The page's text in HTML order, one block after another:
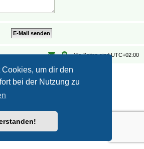
um dir den
bei der Nutzung zu
Alle Zeiten sindUTC+02:00
|Nutzungsbedingungen